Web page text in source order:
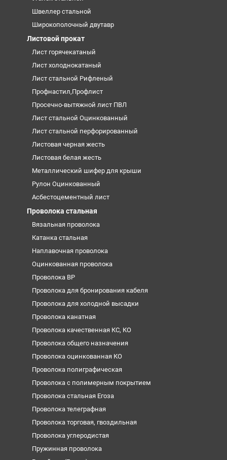
Швеллер стальной
Широкополочный двутавр
Листовой прокат
Лист горячекатаный
Лист холоднокатаный
Лист стальной Рифленый
Профнастил,Профлист
Просечно-вытяжной лист ПВЛ
Лист стальной Оцинкованный
Лист стальной перфорированный
Листовая черная жесть
Листовая белая жесть
Металлический шифер для крыши
Рулон Оцинкованный
Асбестоцементный лист
Проволока стальная
Вязальная проволока
Катанка стальная
Наплавочная проволока
Оцинкованная проволока
Проволока ВР
Проволока для бронирования кабеля
Проволока для холодной высадки
Проволока канатная
Проволока качественная КС, КО
Проволока общего назначения
Проволока оцинкованная КО
Проволока полиграфическая
Проволока с полимерным покрытием
Проволока стальная Егоза
Проволока телеграфная
Проволока торговая, гвоздильная
Проволока углеродистая
Пружинная проволока